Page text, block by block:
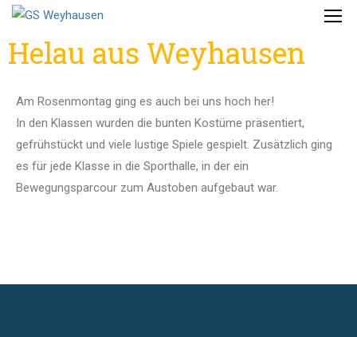
Helau aus Weyhausen
Am Rosenmontag ging es auch bei uns hoch her!
In den Klassen wurden die bunten Kostüme präsentiert,
gefrühstückt und viele lustige Spiele gespielt. Zusätzlich ging
es für jede Klasse in die Sporthalle, in der ein
Bewegungsparcour zum Austoben aufgebaut war.